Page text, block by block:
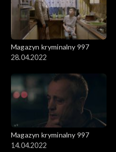
Magazyn kryminalny 997
28.04.2022
Magazyn kryminalny 997
14.04.2022